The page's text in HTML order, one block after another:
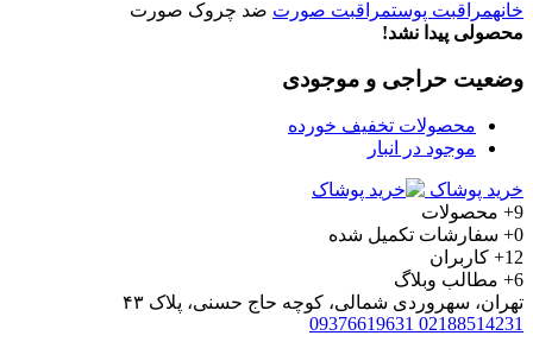
خانهمراقبت پوستمراقبت صورت ضد چروک صورت
محصولی پیدا نشد!
وضعیت حراجی و موجودی
محصولات تخفیف خورده
موجود در انبار
خرید پوشاک
9+
محصولات
0+
سفارشات تکمیل شده
12+
کاربران
6+
مطالب وبلاگ
تهران، سهروردی شمالی، کوچه حاج حسنی، پلاک ۴۳
02188514231
09376619631